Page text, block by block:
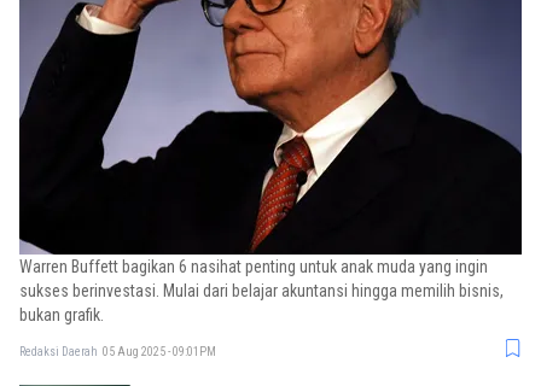
Warren Buffett bagikan 6 nasihat penting untuk anak muda yang ingin
sukses berinvestasi. Mulai dari belajar akuntansi hingga memilih bisnis,
bukan grafik.
Redaksi Daerah 05 Aug 2025 - 09:01PM